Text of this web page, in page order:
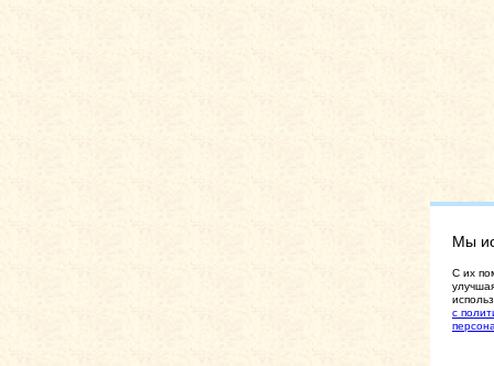
Мы
C их
с